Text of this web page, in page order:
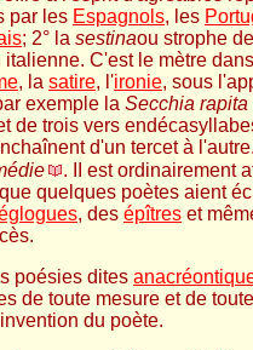
par les Espagnols, les
; 2° la sestinaou strophe
C'est le mètre
, la satire, l'ironie, sous
exemple la Secchia rapita
de trois vers
d'un tercet à
. II est ordinairement
quelques poètes aient
, des épîtres et
poésies dites
de toute mesure et de
du poète.